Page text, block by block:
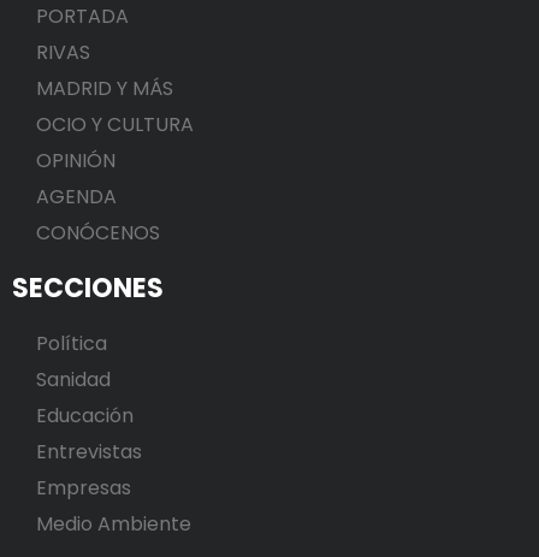
PORTADA
RIVAS
MADRID Y MÁS
OCIO Y CULTURA
OPINIÓN
AGENDA
CONÓCENOS
SECCIONES
Política
Sanidad
Educación
Entrevistas
Empresas
Medio Ambiente